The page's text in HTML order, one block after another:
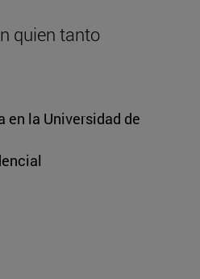
quien tanto
en la Universidad de